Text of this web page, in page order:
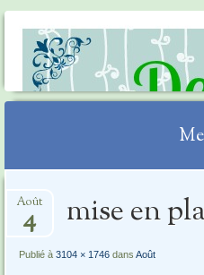
DECO2SEV
au
contenu
mise en
Août
4
Publié à3104 × 1746 dansAoût